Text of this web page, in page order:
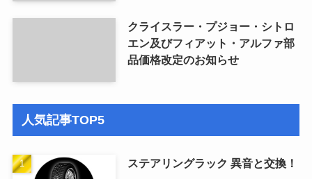
クライスラー・プジョー・シトロ
エン及びフィアット・アルファ部
品価格改定のお知らせ
人気記事TOP5
ステアリングラック 異音と交換！